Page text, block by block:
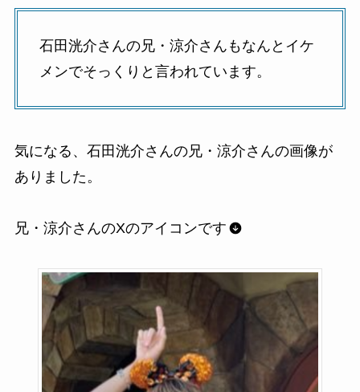
石田洸介さんの兄・涼介さんもなんとイケ
メンでそっくりと言われています。
気になる、石田洸介さんの兄・涼介さんの画像が
ありました。
兄・涼介さんのXのアイコンです